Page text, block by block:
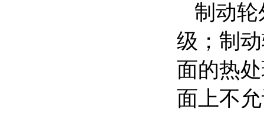
制动轮
级；制
面的热
面上不